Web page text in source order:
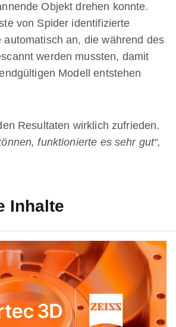
Objekt drehen konnte.
von Spider identifizierte
automatisch an, die während des
werden mussten, damit
Modell entstehen
Resultaten wirklich zufrieden.
funktionierte es sehr gut“,
Inhalte